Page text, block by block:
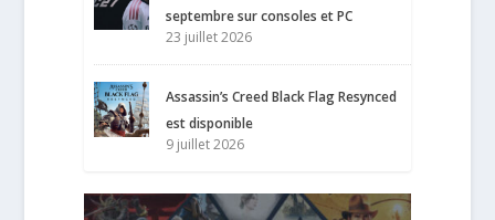
septembre sur consoles et PC
23 juillet 2026
Assassin’s Creed Black Flag Resynced
est disponible
9 juillet 2026